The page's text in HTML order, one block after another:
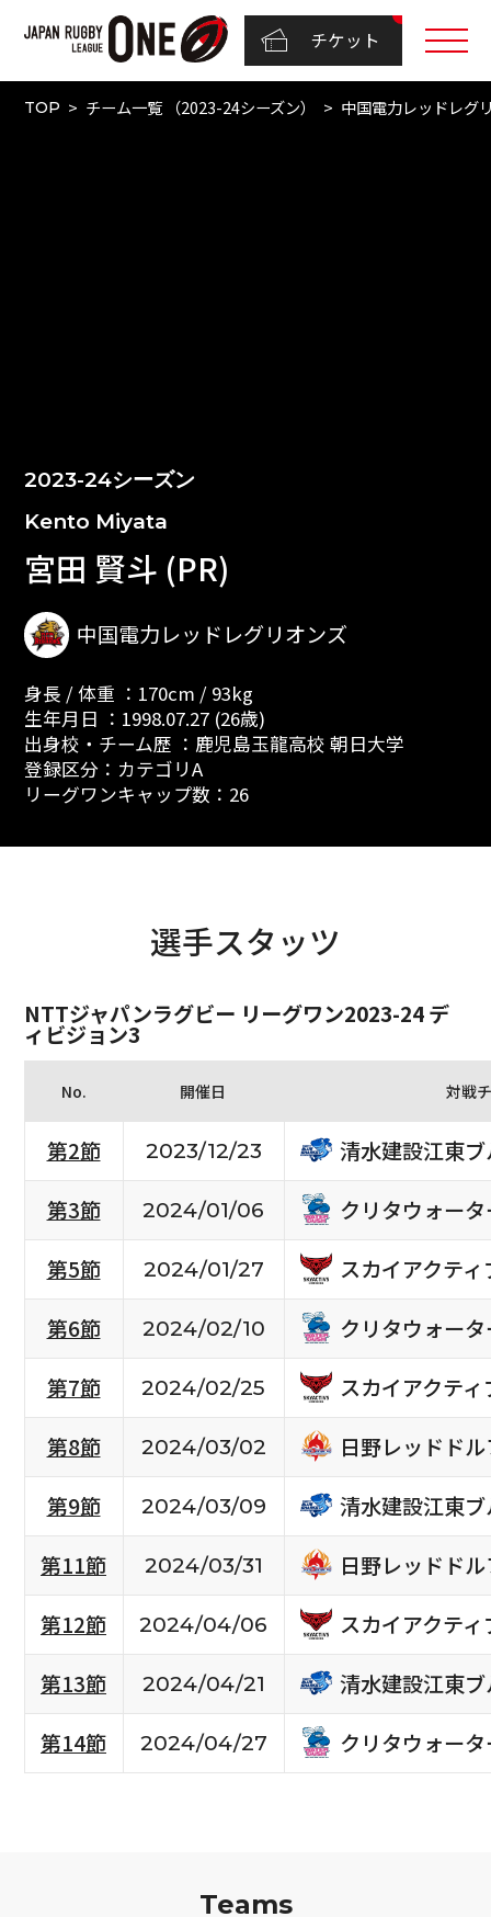
チケット
TOP チーム一覧 （2023-24シーズン） 中国電力レッドレグ
2023-24シーズン
Kento Miyata
宮田 賢斗 (PR)
中国電力レッドレグリオンズ
身長 / 体重 ：170cm / 93kg
生年月日 ：1998.07.27 (26歳)
出身校・チーム歴 ：鹿児島玉龍高校 朝日大学
登録区分：カテゴリA
リーグワンキャップ数：26
選手スタッツ
NTTジャパンラグビー リーグワン2023-24 デ
ィビジョン3
No. 開催日 対戦
第2節 2023/12/23
清水建設江東
第3節
2024/01/06
クリタウォー
第5節
2024/01/27
スカイアクテ
第6節
2024/02/10
クリタウォー
第7節
2024/02/25
スカイアクテ
第8節
2024/03/02
日野レッドド
第9節
2024/03/09
清水建設江東
第11節
2024/03/31
日野レッドド
第12節
2024/04/06
スカイアクテ
第13節
2024/04/21
清水建設江東
第14節
2024/04/27 クリタウォー
Teams